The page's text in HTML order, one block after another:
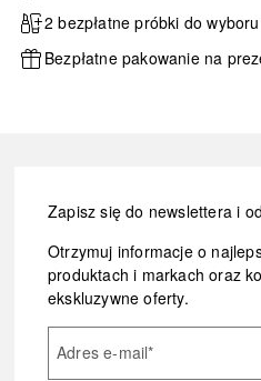
2 bezpłatne próbki do
Bezpłatne pakowanie na
Zapisz się do newslettera i
Otrzymuj informacje o
produktach i markach oraz
ekskluzywne oferty.
Adres e-mail*